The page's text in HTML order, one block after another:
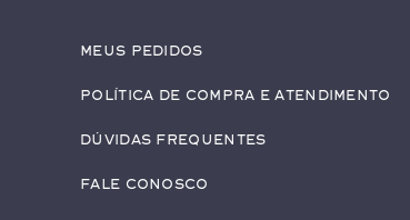
Meus pedidos
Política de Compra e Atendimento
Dúvidas Frequentes
Fale conosco